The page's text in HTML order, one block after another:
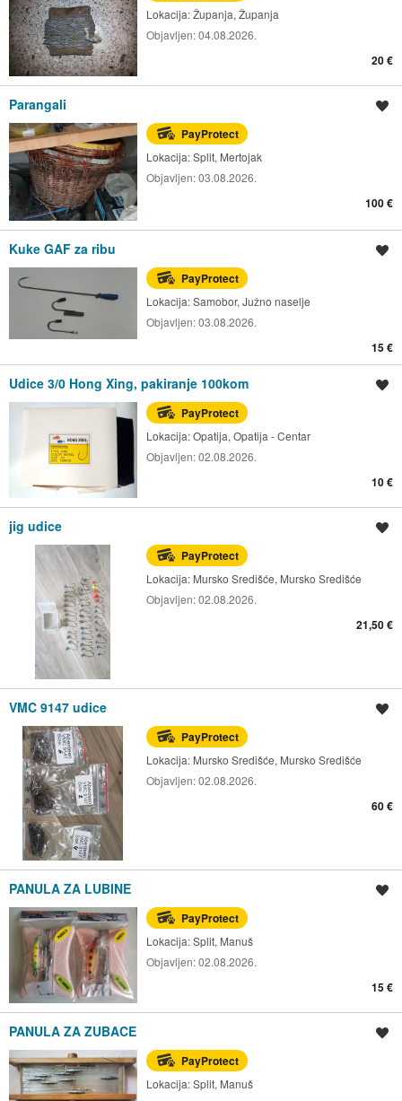
Lokacija:Županja, Županja
Objavljen:04.08.2026.
20 €
Parangali
PayProtect
Lokacija:Split, Mertojak
Objavljen:03.08.2026.
100 €
Kuke GAF za ribu
PayProtect
Lokacija:Samobor, Južno naselje
Objavljen:03.08.2026.
15 €
Udice 3/0 Hong Xing, pakiranje 100kom
PayProtect
Lokacija:Opatija, Opatija - Centar
Objavljen:02.08.2026.
10 €
jig udice
PayProtect
Lokacija: Mursko Središće, Mursko Središće
Objavljen:02.08.2026.
21,50 €
VMC 9147 udice
PayProtect
Lokacija: Mursko Središće, Mursko Središće
Objavljen:02.08.2026.
60 €
PANULA ZA LUBINE
PayProtect
Lokacija:Split, Manuš
Objavljen:02.08.2026.
15 €
PANULA ZA ZUBACE
PayProtect
Lokacija:Split, Manuš